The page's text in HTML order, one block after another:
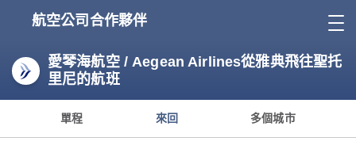
航空公司合作夥伴
愛琴海航空 / Aegean Airlines從雅典飛往聖托
里尼的航班
單程 來回 多個城市